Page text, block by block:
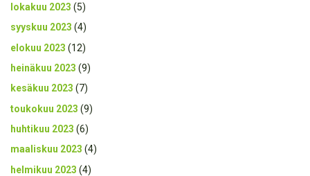
lokakuu 2023 (5)
syyskuu 2023 (4)
elokuu 2023 (12)
heinäkuu 2023 (9)
kesäkuu 2023 (7)
toukokuu 2023 (9)
huhtikuu 2023 (6)
maaliskuu 2023 (4)
helmikuu 2023 (4)